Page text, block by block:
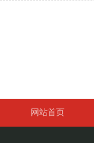
网站首页